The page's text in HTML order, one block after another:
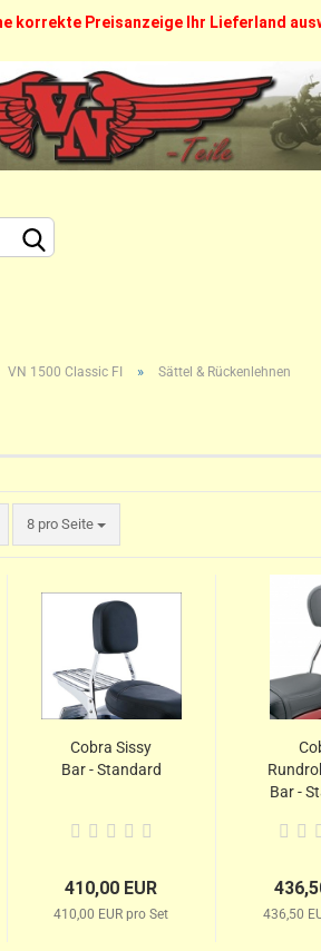
Callback Service
Sprache auswählen
Lieferland
Passwort
korrekte Preisanzeige Ihr Lieferland
VN 1500 Classic FI » Sättel & Rückenlehnen
8 pro Seite
Cobra Sissy
Bar - Standard
410,00 EUR
410,00 EUR pro Set
Bar -
436,50